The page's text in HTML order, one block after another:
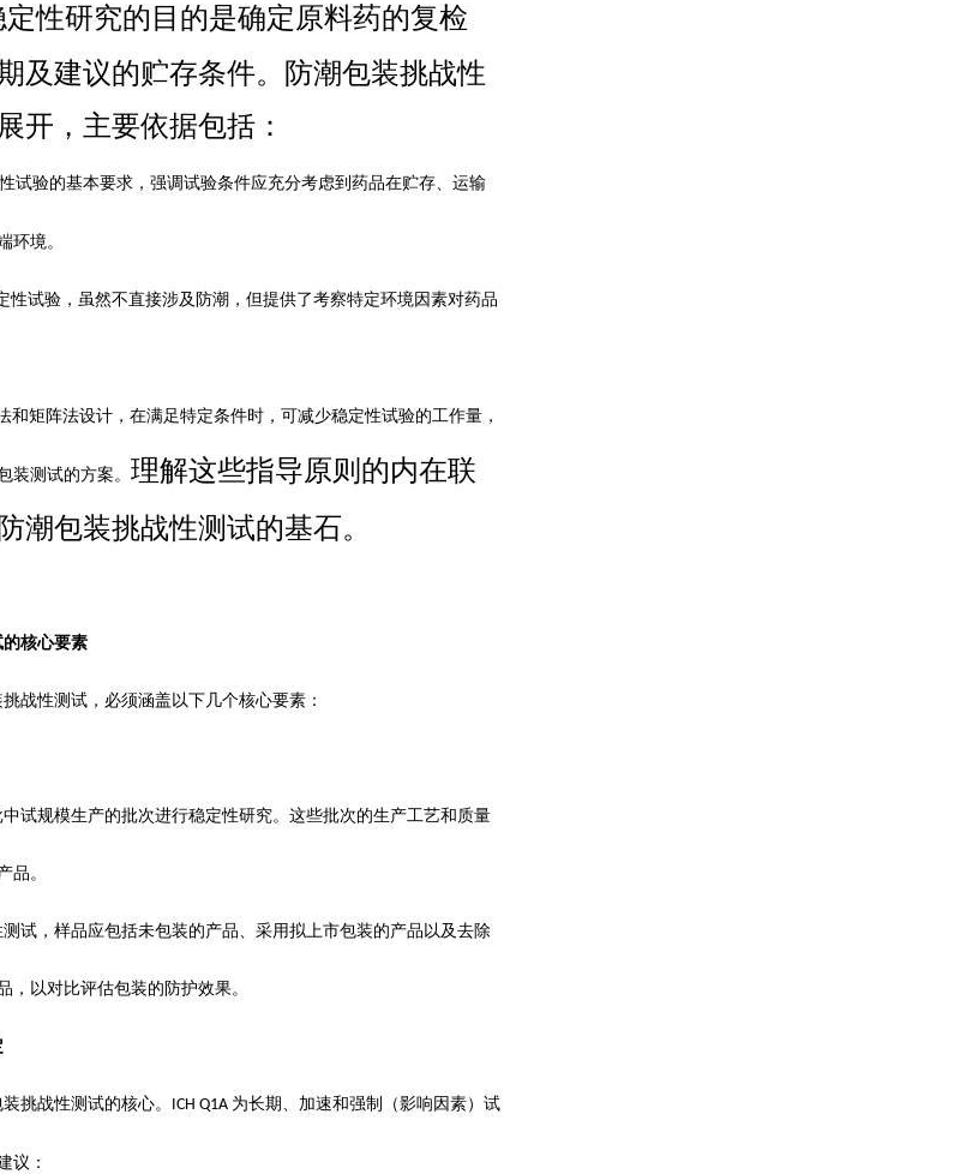
定性研究的目的是确定原料药的复检
及建议的贮存条件。防潮包装挑战性
开，主要依据包括：
试验的基本要求，强调试验条件应充分考虑到药品在贮存、运输
环境。
性试验，虽然不直接涉及防潮，但提供了考察特定环境因素对药品
和矩阵法设计，在满足特定条件时，可减少稳定性试验的工作量，
装测试的方案。 理解这些指导原则的内在联
潮包装挑战性测试的基石。
核心要素
战性测试，必须涵盖以下几个核心要素：
试规模生产的批次进行稳定性研究。这些批次的生产工艺和质量
品。
试，样品应包括未包装的产品、采用拟上市包装的产品以及去除
，以对比评估包装的防护效果。
挑战性测试的核心。 ICH Q1A 为长期、加速和强制（影响因素）试
议：